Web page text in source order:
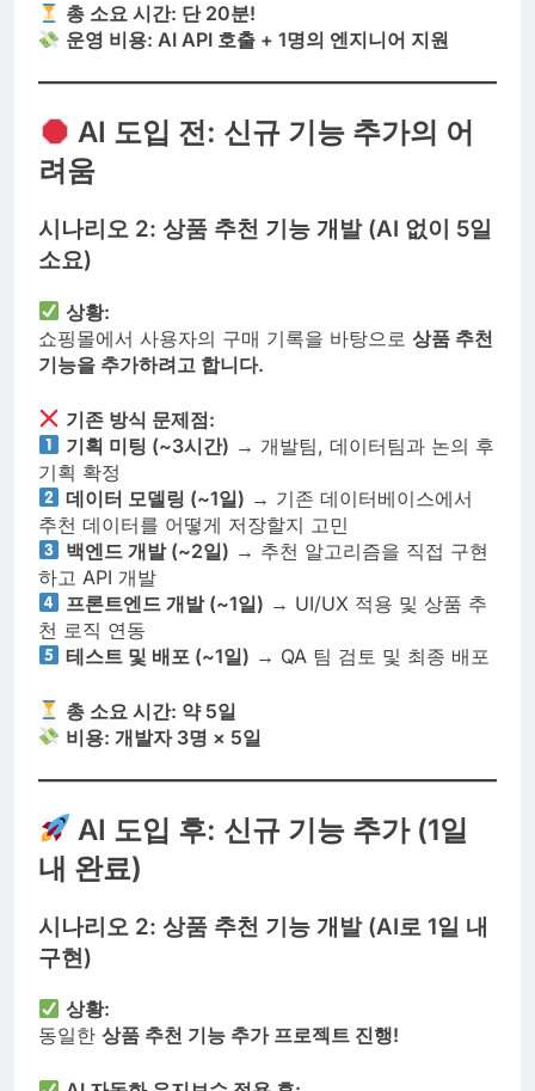
총 소요 시간: 단 20분!
운영 비용: AI API 호출 + 1명의 엔지니어 지원
AI 도입 전: 신규 기능 추가의 어
려움
시나리오 2: 상품 추천 기능 개발 (AI 없이 5일
소요)
상황:
쇼핑몰에서 사용자의 구매 기록을 바탕으로 상품 추천
기능을 추가하려고 합니다.
기존 방식 문제점:
기획 미팅 (~3시간) → 개발팀, 데이터팀과 논의 후
기획 확정
데이터 모델링 (~1일) → 기존 데이터베이스에서
추천 데이터를 어떻게 저장할지 고민
백엔드 개발 (~2일) → 추천 알고리즘을 직접 구현
하고 API 개발
프론트엔드 개발 (~1일) → UI/UX 적용 및 상품 추
천 로직 연동
테스트 및 배포 (~1일) → QA 팀 검토 및 최종 배포
총 소요 시간: 약 5일
비용: 개발자 3명 × 5일
AI 도입 후: 신규 기능 추가 (1일
내 완료)
시나리오 2: 상품 추천 기능 개발 (AI로 1일 내
구현)
상황:
동일한 상품 추천 기능 추가 프로젝트 진행!